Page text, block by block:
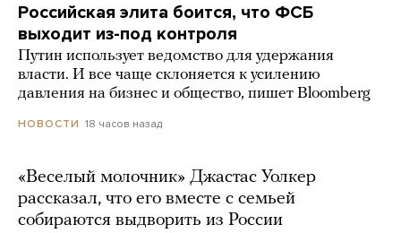
Российская элита боится, что ФСБ
выходит из-под контроля
Путин использует ведомство для удержания
власти. И все чаще склоняется к усилению
давления на бизнес и общество, пишет Bloomberg
НОВОСТИ 18 часов назад
«Веселый молочник» Джастас Уолкер
рассказал, что его вместе с семьей
собираются выдворить из России